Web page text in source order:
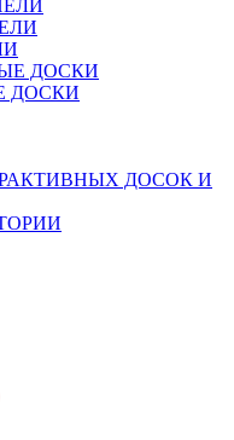
ДОСКИ
ДОСОК И